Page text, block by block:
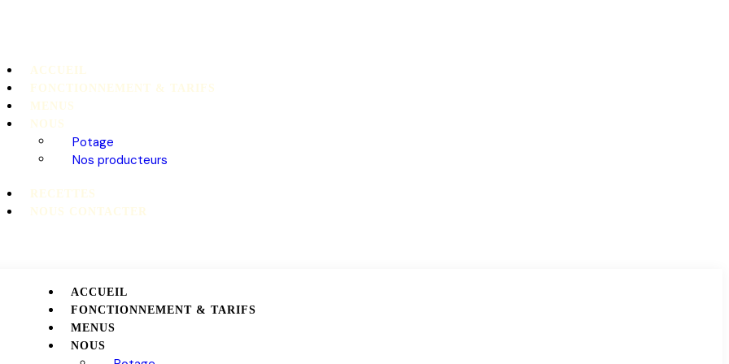
ACCUEIL
FONCTIONNEMENT & TARIFS
MENUS
NOUS
Potage
Nos producteurs
RECETTES
NOUS CONTACTER
ACCUEIL
FONCTIONNEMENT & TARIFS
MENUS
NOUS